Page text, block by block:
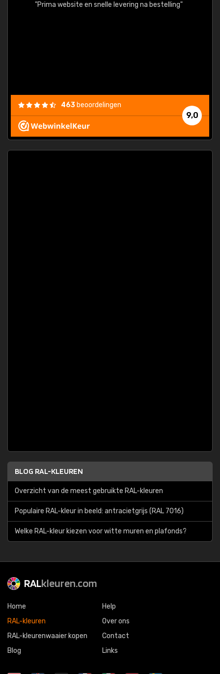
"Prima website en snelle levering na bestelling"
9,0
463 beoordelingen
BLOG RAL-KLEUREN
Overzicht van de meest gebruikte RAL-kleuren
Populaire RAL-kleur in beeld: antracietgrijs (RAL 7016)
Welke RAL-kleur kiezen voor witte muren en plafonds?
RALkleuren.com
Home
RAL-kleuren
RAL-kleurenwaaier kopen
Blog
Help
Over ons
Contact
Links